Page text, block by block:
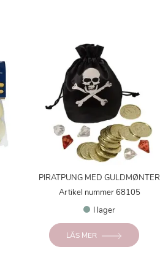
PIRATPUNG MED GULDMØNTER
Artikel nummer 68105
I lager
LÄS MER